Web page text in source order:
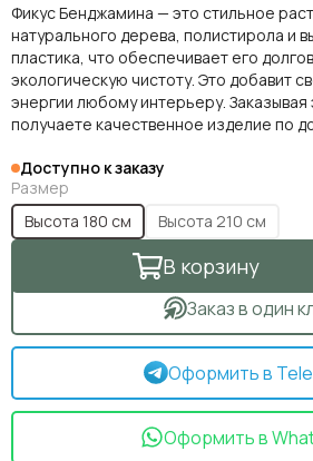
Фикус Бенджамина — это стильное
натурального дерева, полистирола и
пластика, что обеспечивает его
экологическую чистоту. Это добавит
энергии любому интерьеру. Заказывая
получаете качественное изделие по
Доступно к заказу
Размер
Высота 180 см
Высота 210 см
В корзину
Заказ в один
Оформить в
Оформить в